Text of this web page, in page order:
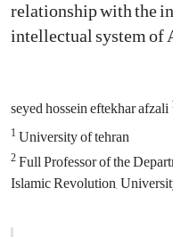
relationship with the
intellectual system of
seyed hossein eftekhar afzali
1University of tehran
2Full Professor of the
Islamic Revolution,